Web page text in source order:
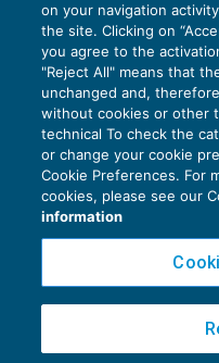
invernale con
impianti dotati
di pompe di
calore ad alta
efficienza o
con impianti
geotermici
Copyright 2016 ©
Piazza Luigi Einaudi,
on your navigation
the site. Clicking on
you agree to the
"Reject All" means that
unchanged and,
without cookies or other
technical To check the
or change your cookie
Cookie Preferences. For
cookies, please see our
information